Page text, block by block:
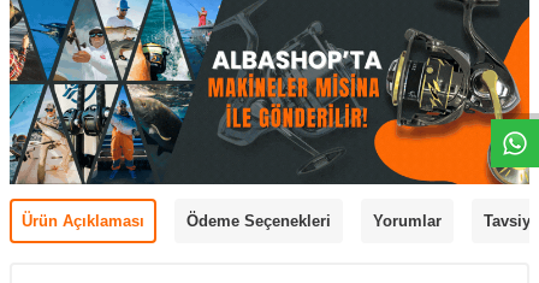
Ürün Açıklaması Ödeme Seçenekleri Yorumlar